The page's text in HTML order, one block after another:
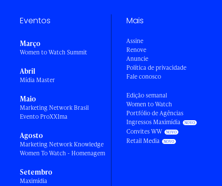
Eventos
Março
Women to Watch Summit
Abril
Mídia Master
Maio
Marketing Network Brasil
Evento ProXXIma
Agosto
Marketing Network Knowledge
Women To Watch - Homenagem
Setembro
Maximídia
Mais
Assine
Renove
Anuncie
Política de privacidade
Fale conosco
Edição semanal
Women to Watch
Portfólio de Agências
Ingressos Maximídia
Convites WW
Retail Media